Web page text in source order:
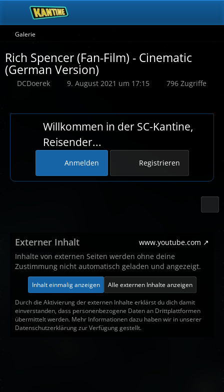
Galerie
Rich Spencer (Fan-Film) - Cinematic
(German Version)
DCDoerek 9. August 2021 um 17:15 796 Zugriffe
Willkommen in der SC-Kantine,
Reisender...
Anmelden Registrieren
Externer Inhalt
www.youtube.com
Inhalte von externen Seiten werden ohne deine
Zustimmung nicht automatisch geladen und angezeigt.
Inhalt einmalig anzeigen Alle externen Inhalte anzeigen
Durch die Aktivierung der externen Inhalte erklärst du dich damit
einverstanden, dass personenbezogene Daten an Drittplattformen
übermittelt werden. Mehr Informationen dazu haben wir in unserer
Datenschutzerklärung zur Verfügung gestellt.